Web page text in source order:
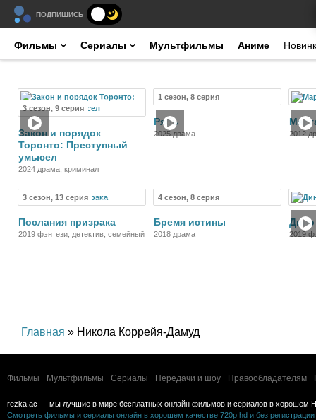
ПОДПИШИСЬ
Фильмы Сериалы Мультфильмы Аниме
3 сезон, 9 серия
Сериал
Закон и порядок
Торонто: Преступный
умысел
2024 драма, криминал
1 сезон, 8 серия
Рябь
2025 драма 2012
3 сезон, 13 серия Сериал
Послания призрака
2019 фэнтези, детектив, семейный
4 сезон, 8 серия
Бремя истины
2018 драма
Дино
2019
Главная » Никола Коррейя-Дамуд
Фильмы Мультфильмы Сериалы Передачи и шоу Правообладателям
rezka.ac — мы лучшие в мире бесплатных онлайн фильмов и сериалов в хорошем
Смотреть фильмы и сериалы онлайн в хорошем качестве 720p hd и без